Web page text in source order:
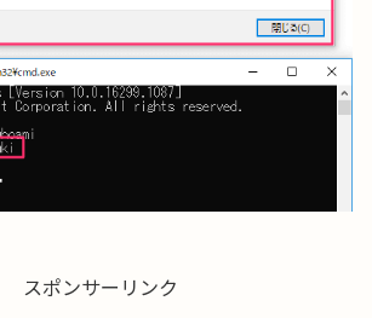
スポンサーリンク